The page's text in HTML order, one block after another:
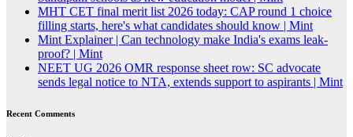
MHT CET final merit list 2026 today: CAP round 1 choice
filling starts, here's what candidates should know | Mint
Mint Explainer | Can technology make India's exams leak-
proof? | Mint
NEET UG 2026 OMR response sheet row: SC advocate
sends legal notice to NTA, extends support to aspirants | Mint
Recent Comments